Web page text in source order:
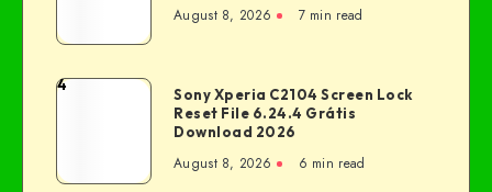
August 8, 2026 7 min read
4
Sony Xperia C2104 Screen Lock
Reset File 6.24.4 Grátis
Download 2026
August 8, 2026 6 min read